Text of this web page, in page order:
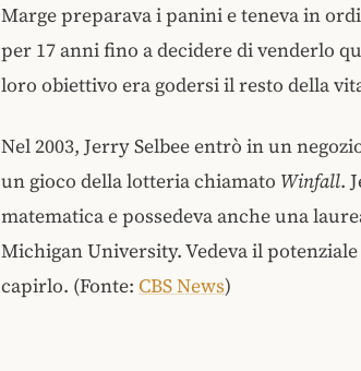
Marge preparava i panini e teneva in
per 17 anni fino a decidere di venderlo
loro obiettivo era godersi il resto della
Nel 2003, Jerry Selbee entrò in un
un gioco della lotteria chiamato Winfall.
matematica e possedeva anche una
Michigan University. Vedeva il
capirlo. (Fonte: CBS News)